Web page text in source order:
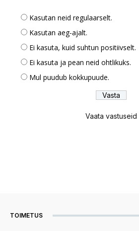
Kasutan neid regulaarselt.
Kasutan aeg-ajalt.
Ei kasuta, kuid suhtun positiivselt.
Ei kasuta ja pean neid ohtlikuks.
Mul puudub kokkupuude.
Vaata vastuseid
TOIMETUS